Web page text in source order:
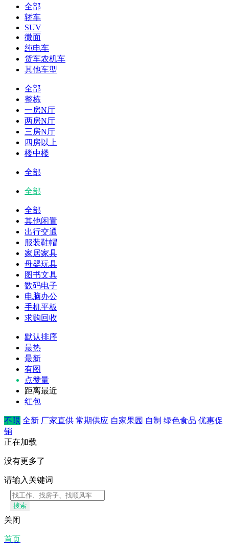
全部
轿车
SUV
微面
纯电车
货车农机车
其他车型
全部
整栋
一房N厅
两房N厅
三房N厅
四房以上
楼中楼
全部
全部
全部
其他闲置
出行交通
服装鞋帽
家居家具
母婴玩具
图书文具
数码电子
电脑办公
手机平板
求购回收
默认排序
最热
最新
有图
点赞量
距离最近
红包
不限 全新 厂家直供 常期供应 自家果园 自制 绿色食品 优惠促
销
正在加载
没有更多了
请输入关键词
搜索
关闭
首页